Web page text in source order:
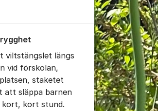
viltstängslet längs
vid förskolan,
staketet
att släppa barnen
kort, kort stund.